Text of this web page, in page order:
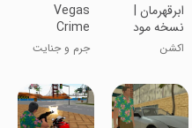
ابرقهرمان |
نسخه مود
شده
اکشن
Vegas
Crime
جرم و جنایت